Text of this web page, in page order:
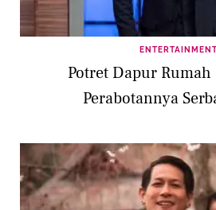
ENTERTAINMENT
Potret Dapur Rumah
Perabotannya